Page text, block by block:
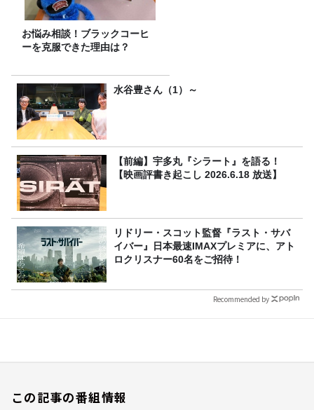
お悩み相談！ブラックコーヒ
ーを克服できた理由は？
水谷豊さん（1）～
【前編】宇多丸『シラート』を語る！
【映画評書き起こし 2026.6.18 放送】
リドリー・スコット監督『ラスト・サバ
イバー』日本最速IMAXプレミアに、アト
ロクリスナー60名をご招待！
Recommended by
この記事の番組情報